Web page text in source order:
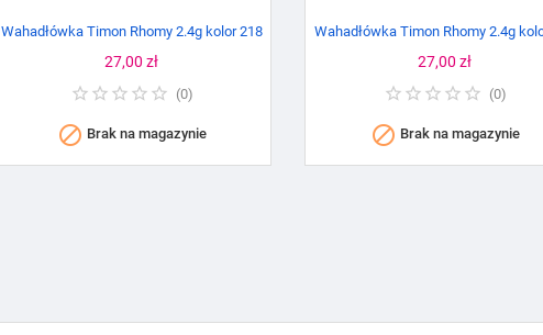
Wahadłówka Timon Rhomy 2.4g kolor 218
Cena
27,00 zł
(0)
 Brak na magazynie
Wahadłówka Timon Rhomy 2.4g
Cena
27,00 zł
(0)
 Brak na magazynie